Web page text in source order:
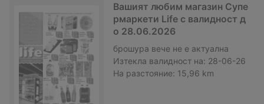
Вашият любим магазин Супе
рмаркети Life с валидност д
о 28.06.2026
брошура вече не е актуална
Изтекла валидност на: 28-06-26
На разстояние: 15,96 km